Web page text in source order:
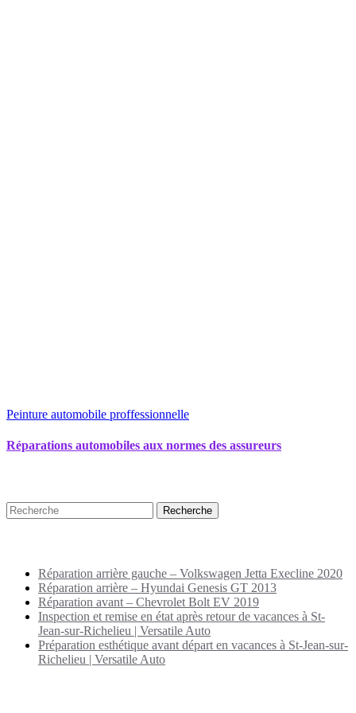
Peinture automobile proffessionnelle
Réparations automobiles aux normes des assureurs
Réparation arrière gauche – Volkswagen Jetta Execline 2020
Réparation arrière – Hyundai Genesis GT 2013
Réparation avant – Chevrolet Bolt EV 2019
Inspection et remise en état après retour de vacances à St-
Jean-sur-Richelieu | Versatile Auto
Préparation esthétique avant départ en vacances à St-Jean-sur-
Richelieu | Versatile Auto